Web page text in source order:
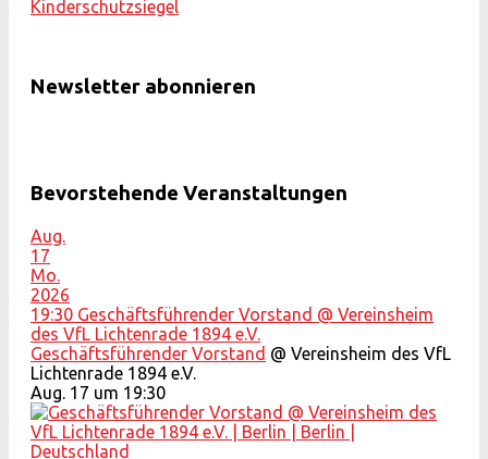
Newsletter abonnieren
Bevorstehende Veranstaltungen
Aug.
17
Mo.
2026
19:30 Geschäftsführender Vorstand @ Vereinsheim
des VfL Lichtenrade 1894 e.V.
Geschäftsführender Vorstand @ Vereinsheim des VfL
Lichtenrade 1894 e.V.
Aug. 17 um 19:30